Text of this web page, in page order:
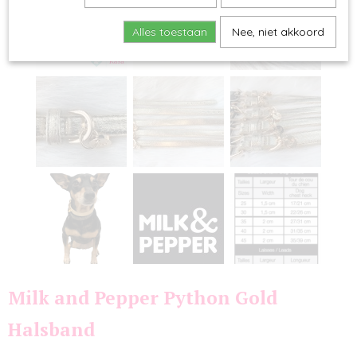
Milk and Pepper Python Gold
Halsband
Alles toestaan Nee, niet akkoord